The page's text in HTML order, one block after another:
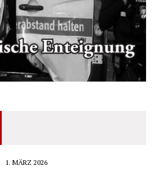
1. MÄRZ 2026